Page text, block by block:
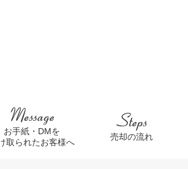
お手紙・DMを
取られたお客様へ
売却の流れ